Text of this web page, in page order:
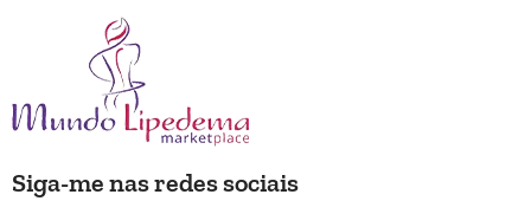
Siga-me nas redes sociais